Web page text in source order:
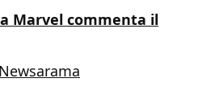
Marvel commenta il
Newsarama